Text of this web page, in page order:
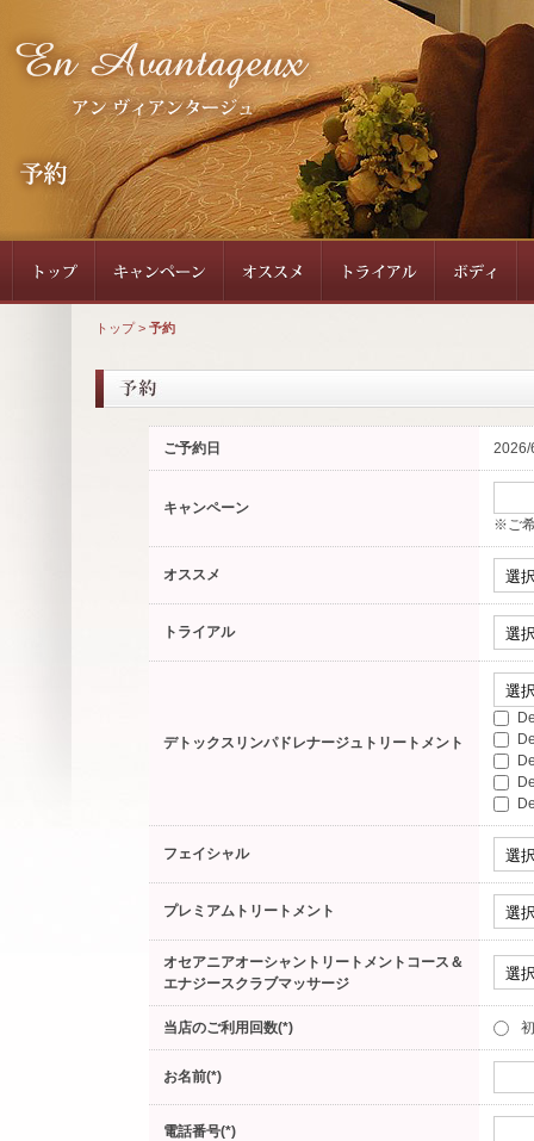
トップ> 予約
ご予約日 2026/
キャンペーン
※ご
オススメ
トライアル
デトックスリンパドレナージュトリートメント
フェイシャル
プレミアムトリートメント
オセアニアオーシャントリートメントコース＆
エナジースクラブマッサージ
当店のご利用回数(*)
お名前(*)
電話番号(*)